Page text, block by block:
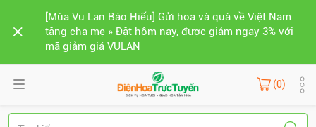
[Mùa Vu Lan Báo Hiếu] Gửi hoa và quà về Việt Nam
tặng cha mẹ » Đặt hôm nay, được giảm ngay 3% với
mã giảm giá VULAN
(0)